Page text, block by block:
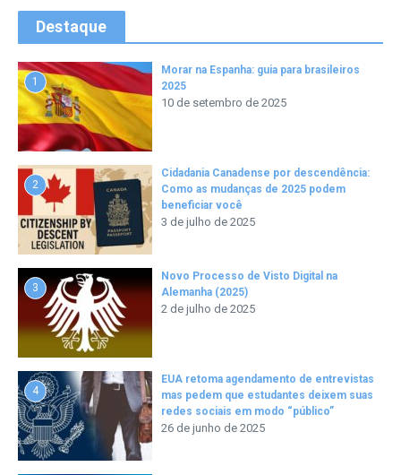
Destaque
1
Morar na Espanha: guia para brasileiros
2025
10 de setembro de 2025
2
Cidadania Canadense por descendência:
Como as mudanças de 2025 podem
beneficiar você
3 de julho de 2025
3
Novo Processo de Visto Digital na
Alemanha (2025)
2 de julho de 2025
4
EUA retoma agendamento de entrevistas
mas pedem que estudantes deixem suas
redes sociais em modo “público”
26 de junho de 2025